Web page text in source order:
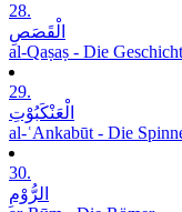
28.
الْقَصَصِ
al-Qaṣaṣ - Die
29.
الْعَنْکَبُوْتِ
al-ʿAnkabūt - Die
30.
الرُّوْمِ